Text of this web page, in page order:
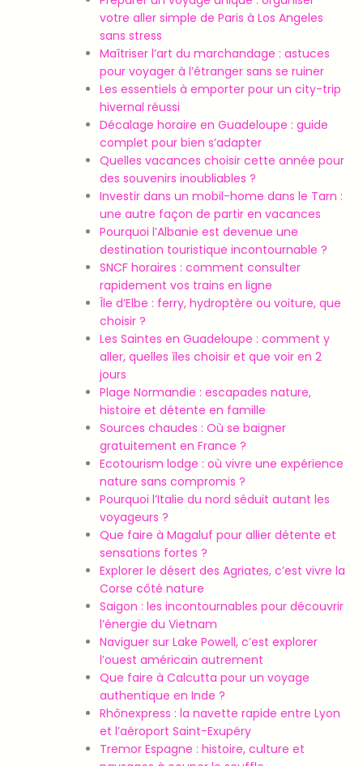
votre aller simple de Paris à Los Angeles
sans stress
Maîtriser l’art du marchandage : astuces
pour voyager à l’étranger sans se ruiner
Les essentiels à emporter pour un city-trip
hivernal réussi
Décalage horaire en Guadeloupe : guide
complet pour bien s’adapter
Quelles vacances choisir cette année pour
des souvenirs inoubliables ?
Investir dans un mobil-home dans le Tarn :
une autre façon de partir en vacances
Pourquoi l’Albanie est devenue une
destination touristique incontournable ?
SNCF horaires : comment consulter
rapidement vos trains en ligne
Île d’Elbe : ferry, hydroptère ou voiture, que
choisir ?
Les Saintes en Guadeloupe : comment y
aller, quelles îles choisir et que voir en 2
jours
Plage Normandie : escapades nature,
histoire et détente en famille
Sources chaudes : Où se baigner
gratuitement en France ?
Ecotourism lodge : où vivre une expérience
nature sans compromis ?
Pourquoi l’Italie du nord séduit autant les
voyageurs ?
Que faire à Magaluf pour allier détente et
sensations fortes ?
Explorer le désert des Agriates, c’est vivre la
Corse côté nature
Saigon : les incontournables pour découvrir
l’énergie du Vietnam
Naviguer sur Lake Powell, c’est explorer
l’ouest américain autrement
Que faire à Calcutta pour un voyage
authentique en Inde ?
Rhônexpress : la navette rapide entre Lyon
et l’aéroport Saint-Exupéry
Tremor Espagne : histoire, culture et